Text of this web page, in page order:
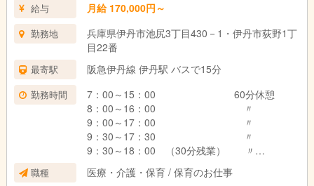
給与 月給 170,000円～
勤務地
兵庫県伊丹市池尻3丁目430－1・伊丹市荻野1丁
目22番
最寄駅 阪急伊丹線 伊丹駅 バスで15分
勤務時間
7：00～15：00 60分休憩
8：00～16：00 〃
9：00～17：00 〃
9：30～17：30 〃
9：30～18：00 （30分残業） 〃
9：30～18：30 （60分残業） 〃
10：00～19：00 （60分残業） 〃
職種
医療・介護・保育 / 保育のお仕事